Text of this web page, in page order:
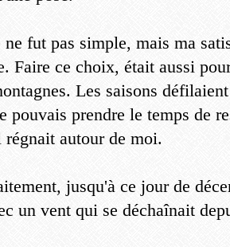
fut pas simple, mais ma
Faire ce choix, était aussi
Les saisons
pouvais prendre le temps de
autour de moi.
jusqu'à ce jour de
un vent qui se déchaînait